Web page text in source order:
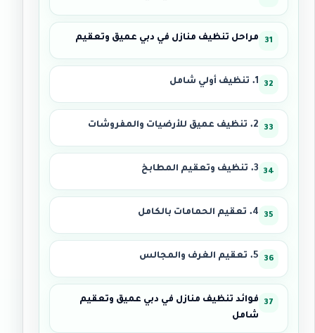
مراحل تنظيف منازل في دبي عميق وتعقيم
1. تنظيف أولي شامل
2. تنظيف عميق للأرضيات والمفروشات
3. تنظيف وتعقيم المطابخ
4. تعقيم الحمامات بالكامل
5. تعقيم الغرف والمجالس
فوائد تنظيف منازل في دبي عميق وتعقيم
شامل